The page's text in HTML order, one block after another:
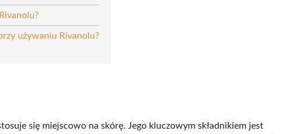
używaniu Rivanolu?
się miejscowo na skórę. Jego kluczowym składnikiem jest